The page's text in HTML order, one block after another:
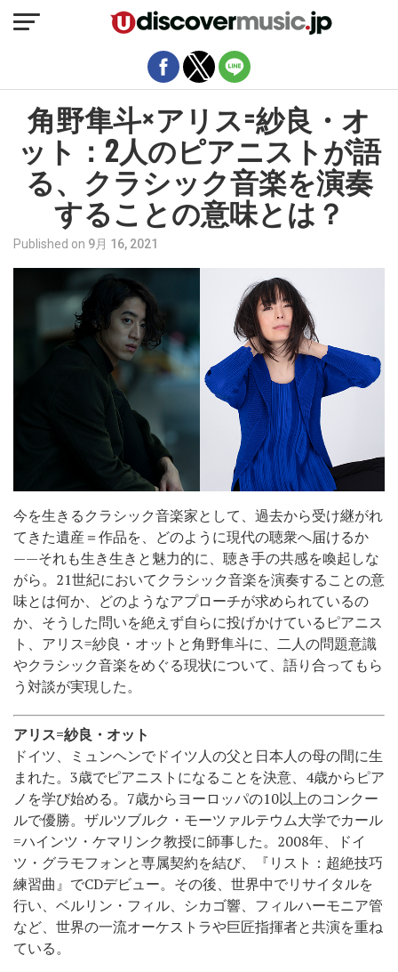
角野隼斗×アリス=紗良・オ
ット：2人のピアニストが語
る、クラシック音楽を演奏
することの意味とは？
Published on 9月 16, 2021
今を生きるクラシック音楽家として、過去から受け継がれ
てきた遺産＝作品を、どのように現代の聴衆へ届けるか
——それも生き生きと魅力的に、聴き手の共感を喚起しな
がら。21世紀においてクラシック音楽を演奏することの意
味とは何か、どのようなアプローチが求められているの
か、そうした問いを絶えず自らに投げかけているピアニス
ト、アリス=紗良・オットと角野隼斗に、二人の問題意識
やクラシック音楽をめぐる現状について、語り合ってもら
う対談が実現した。
アリス=紗良・オット
ドイツ、ミュンヘンでドイツ人の父と日本人の母の間に生
まれた。3歳でピアニストになることを決意、4歳からピア
ノを学び始める。7歳からヨーロッパの10以上のコンクー
ルで優勝。ザルツブルク・モーツァルテウム大学でカール
=ハインツ・ケマリンク教授に師事した。2008年、ドイ
ツ・グラモフォンと専属契約を結び、『リスト：超絶技巧
練習曲』でCDデビュー。その後、世界中でリサイタルを
行い、ベルリン・フィル、シカゴ響、フィルハーモニア管
など、世界の一流オーケストラや巨匠指揮者と共演を重ね
ている。
モバイルバージョンを終了